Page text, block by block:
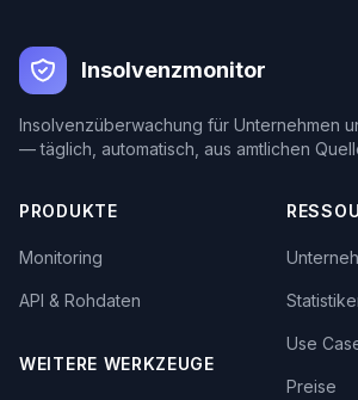
Insolvenzmonitor
Insolvenzüberwachung für Unternehmen
— täglich, automatisch, aus amtlichen
PRODUKTE
Monitoring
API & Rohdaten
WEITERE WERKZEUGE
Use
Preise